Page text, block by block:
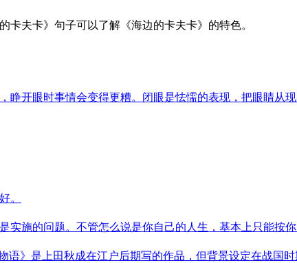
卡夫卡》句子可以了解《海边的卡夫卡》的特色。
睁开眼时事情会变得更糟。闭眼是怯懦的表现，把眼睛从
。
施的问题。不管怎么说是你自己的人生，基本上只能按你
语》是上田秋成在江户后期写的作品，但背景设定在战国